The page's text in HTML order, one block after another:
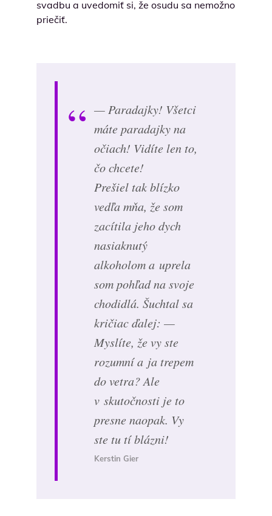
svadbu a uvedomiť si, že osudu sa nemožno
priečiť.
— Paradajky! Všetci
máte paradajky na
očiach! Vidíte len to,
čo chcete!
Prešiel tak blízko
vedľa mňa, že som
zacítila jeho dych
nasiaknutý
alkoholom a uprela
som pohľad na svoje
chodidlá. Šuchtal sa
kričiac ďalej: —
Myslíte, že vy ste
rozumní a ja trepem
do vetra? Ale
v skutočnosti je to
presne naopak. Vy
ste tu tí blázni!
Kerstin Gier